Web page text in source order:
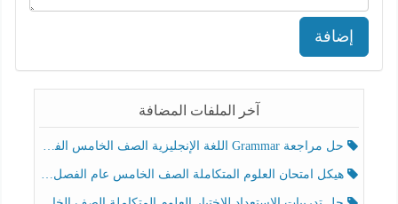
إضافة
آخر الملفات المضافة
حل مراجعة Grammar اللغة الإنجليزية الصف الخامس الفصل الثالث
هيكل امتحان العلوم المتكاملة الصف الخامس عام الفصل الدراسي الثالث 2025-2026